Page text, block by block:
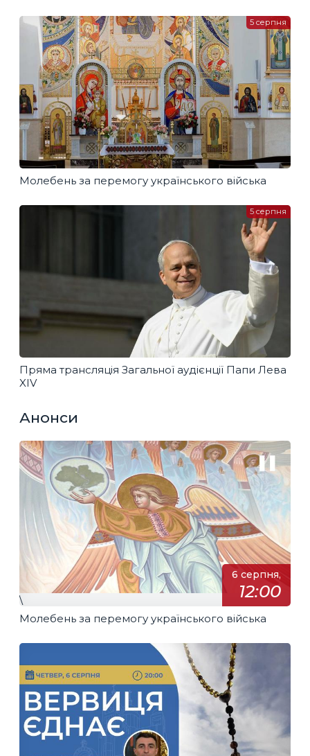
Молебень за перемогу українського війська
5 серпня
Пряма трансляція Загальної аудієнції Папи Лева
XIV
5 серпня
Анонси
6 серпня,
12:00
\
Молебень за перемогу українського війська